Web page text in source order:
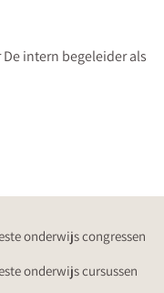
De intern begeleider als
onderwijs congressen
onderwijs cursussen